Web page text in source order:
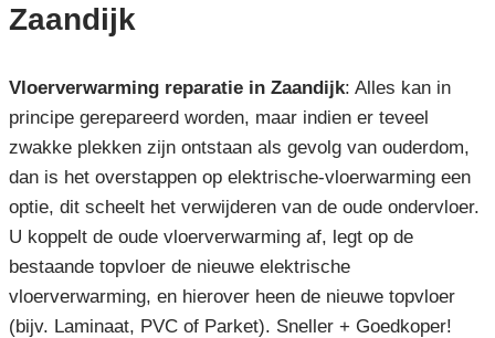
Zaandijk
Vloerverwarming reparatie in Zaandijk: Alles kan in
principe gerepareerd worden, maar indien er teveel
zwakke plekken zijn ontstaan als gevolg van ouderdom,
dan is het overstappen op elektrische-vloerwarming een
optie, dit scheelt het verwijderen van de oude ondervloer.
U koppelt de oude vloerverwarming af, legt op de
bestaande topvloer de nieuwe elektrische
vloerverwarming, en hierover heen de nieuwe topvloer
(bijv. Laminaat, PVC of Parket). Sneller + Goedkoper!